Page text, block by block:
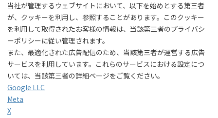
当社が管理するウェブサイトにおいて、以下を始めとする第三者
が、クッキーを利用し、参照することがあります。このクッキー
を利用して取得されたお客様の情報は、当該第三者のプライバシ
ーポリシーに従い管理されます。
また、最適化された広告配信のため、当該第三者が運営する広告
サービスを利用しています。これらのサービスにおける設定につ
いては、当該第三者の詳細ページをご覧ください。
Google LLC
Meta
X